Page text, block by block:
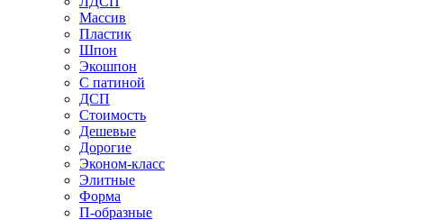
Массив
Пластик
Шпон
Экошпон
С патиной
ДСП
Стоимость
Дешевые
Дорогие
Эконом-класс
Элитные
Форма
П-образные